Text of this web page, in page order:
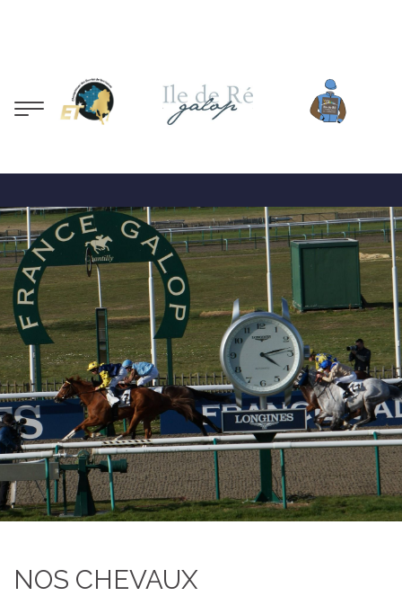
NOS CHEVAUX